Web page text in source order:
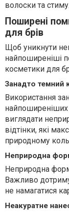
волоски та
Поширені
для брів
Щоб уникнути
найпоширеніші
косметики для
Занадто темний
Використання
виглядати
відтінки, які
природному
Неприродна
Неприродна
Важливо
не намагатися
Неакуратне